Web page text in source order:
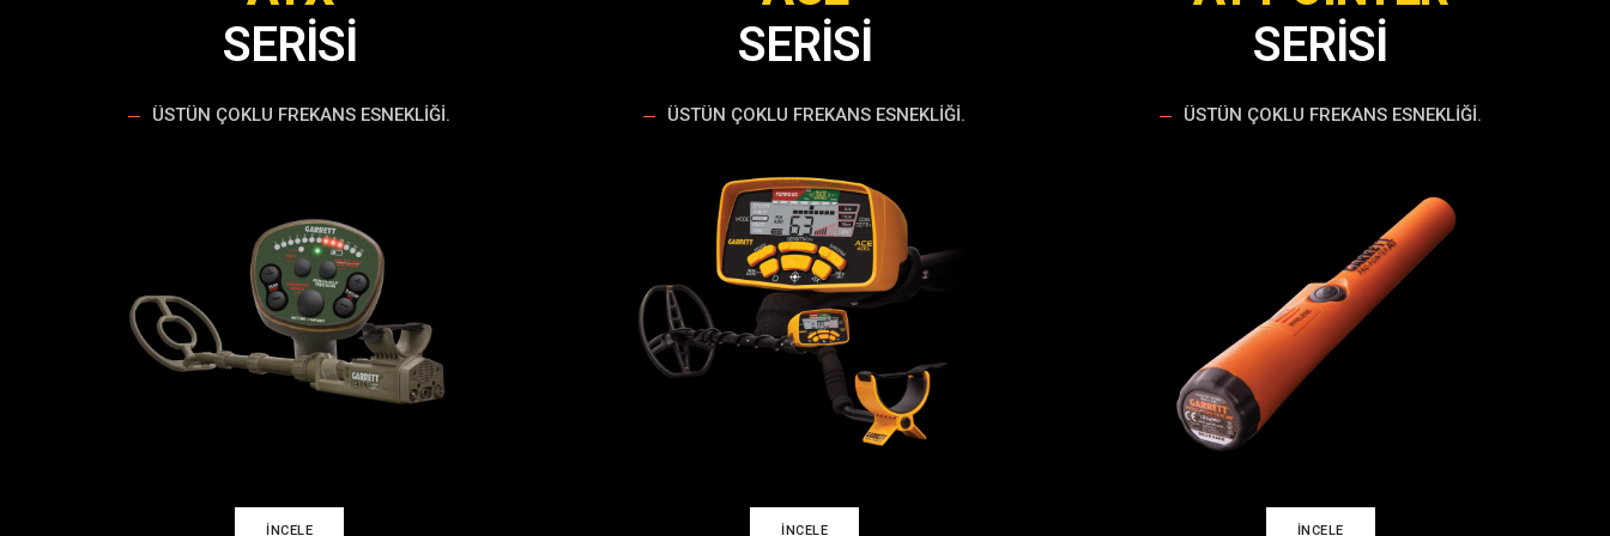
SERİSİ
ÜSTÜN ÇOKLU FREKANS ESNEKLIĞI.
İNCELE
SERİSİ
ÜSTÜN ÇOKLU FREKANS ESNEKLIĞI.
İNCELE
SERİSİ
ÜSTÜN ÇOKLU FREKANS ESNEKLIĞI.
İNCELE